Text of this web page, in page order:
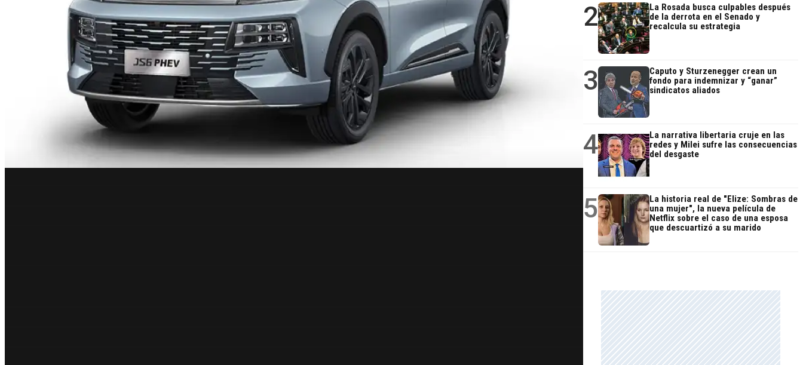
2
La Rosada busca culpables después
de la derrota en el Senado y
recalcula su estrategia
3
Caputo y Sturzenegger crean un
fondo para indemnizar y “ganar”
sindicatos aliados
4
La narrativa libertaria cruje en las
redes y Milei sufre las consecuencias
del desgaste
5
La historia real de "Elize: Sombras de
una mujer", la nueva película de
Netflix sobre el caso de una esposa
que descuartizó a su marido